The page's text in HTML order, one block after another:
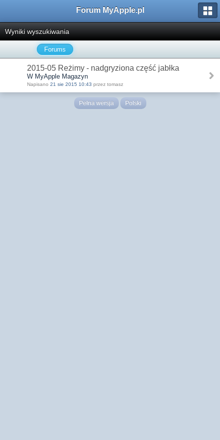
Forum MyApple.pl
Wyniki wyszukiwania
Forums
2015-05 Reżimy - nadgryziona część jabłka
W MyApple Magazyn
Napisano 21 sie 2015 10:43 przez tomasz
Pełna wersja Polski